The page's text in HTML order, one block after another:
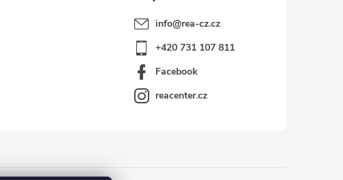
info@rea-cz.cz
+420 731 107 811
Facebook
reacenter.cz